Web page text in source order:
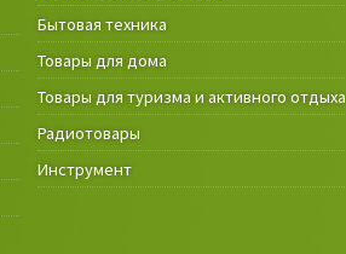
Бытовая техника
Товары для дома
Товары для туризма и активного отдыха
Радиотовары
Инструмент